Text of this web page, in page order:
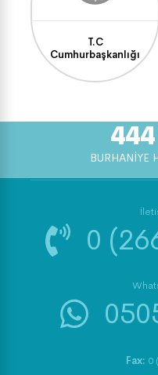
T.C
Cumhurbaşkanlığı
BURHANİYE
0
Fax: 0